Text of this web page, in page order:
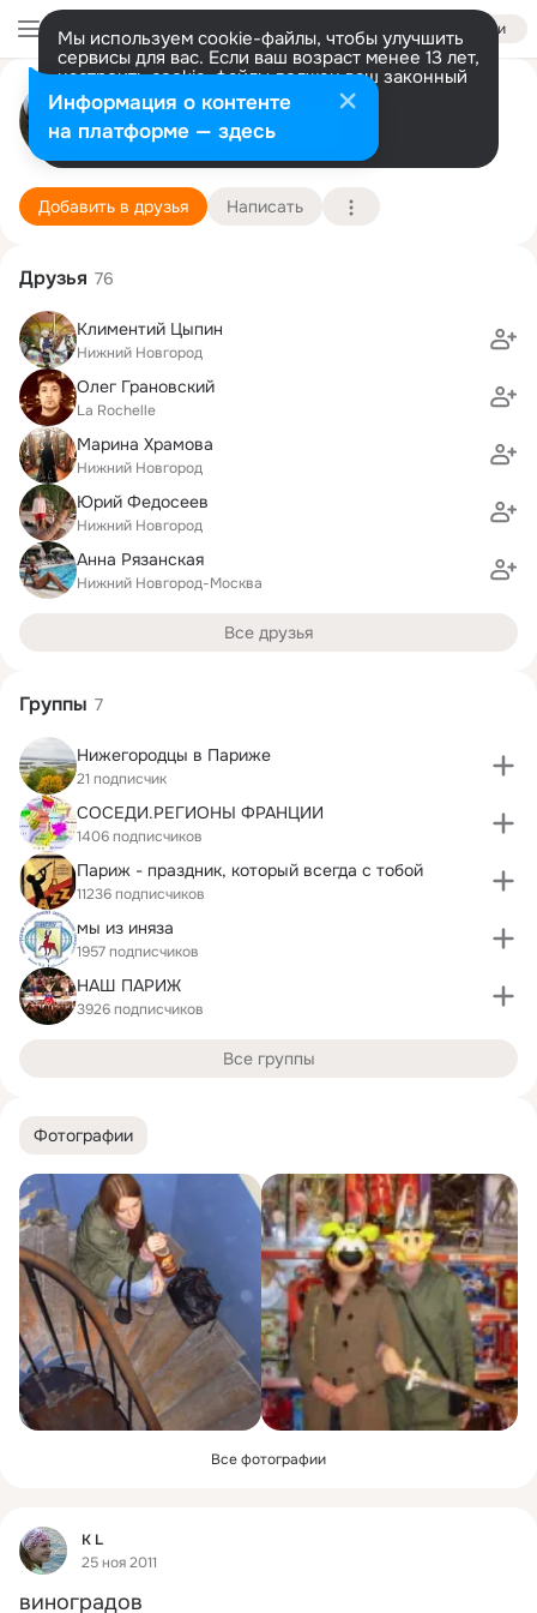
Войти
Мы используем cookie-файлы, чтобы улучшить
сервисы для вас. Если ваш возраст менее 13 лет,
настроить cookie-файлы должен ваш законный
представитель. Больше информации
Разрешить все Настроить
K L
Черногорье
20 апреля (18 лет)
UP7 D, Universite Paris 7 Diderot
Подробнее
Добавить в друзья Написать
Фотографии
Все фотографии
Фид
K L
25 ноя 2011
виноградов
Друзья 76
Климентий Цыпин
Нижний Новгород
Олег Грановский
La Rochelle
Марина Храмова
Нижний Новгород
Юрий Федосеев
Нижний Новгород
Анна Рязанская
Нижний Новгород-Москва
Все друзья
Группы 7
Нижегородцы в Париже
21 подписчик
СОСЕДИ.РЕГИОНЫ ФРАНЦИИ
1406 подписчиков
Париж - праздник, который всегда с тобой
11236 подписчиков
мы из иняза
1957 подписчиков
НАШ ПАРИЖ
3926 подписчиков
Все группы
Информация о контенте
на платформе — здесь